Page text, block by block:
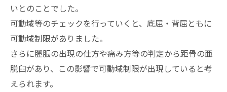
いとのことでした。
可動域等のチェックを行っていくと、底屈・背屈ともに
可動域制限がありました。
さらに腫脹の出現の仕方や痛み方等の判定から距骨の亜
脱臼があり、この影響で可動域制限が出現していると考
えられます。